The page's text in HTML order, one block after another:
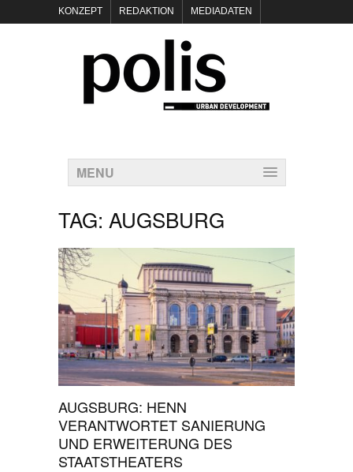
KONZEPT REDAKTION MEDIADATEN
POLIS KEYNOTES
KONTAKT DATENSCHUTZ IMPRESSUM
MENU
TAG: AUGSBURG
AUGSBURG: HENN
VERANTWORTET SANIERUNG
UND ERWEITERUNG DES
STAATSTHEATERS